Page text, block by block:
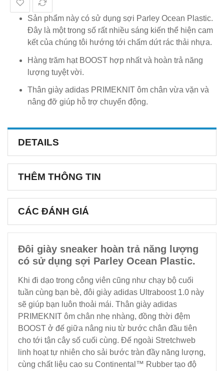
Sản phẩm này có sử dụng sợi Parley Ocean Plastic.
Đây là một trong số rất nhiều sáng kiến thể hiện cam
kết của chúng tôi hướng tới chấm dứt rác thải nhựa.
Hàng trăm hạt BOOST hợp nhất và hoàn trả năng
lượng tuyệt vời.
Thân giày adidas PRIMEKNIT ôm chân vừa vặn và
nâng đỡ giúp hỗ trợ chuyển động.
DETAILS
THÊM THÔNG TIN
CÁC ĐÁNH GIÁ
Đôi giày sneaker hoàn trả năng lượng
có sử dụng sợi Parley Ocean Plastic.
Khi đi dạo trong công viên cũng như chạy bộ cuối
tuần cùng bạn bè, đôi giày adidas Ultraboost 1.0 này
sẽ giúp bạn luôn thoải mái. Thân giày adidas
PRIMEKNIT ôm chân nhẹ nhàng, đồng thời đệm
BOOST ở đế giữa nâng niu từ bước chân đầu tiên
cho tới tận cây số cuối cùng. Đế ngoài Stretchweb
linh hoạt tự nhiên cho sải bước tràn đầy năng lượng,
cùng chất liệu cao su Continental™ Rubber tạo độ